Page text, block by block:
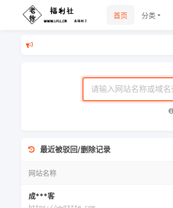
首页 分类
最近被驳回/删除记录
网站名称
成***客